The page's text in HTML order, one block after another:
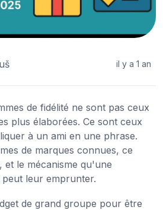
il y a 1 an
de fidélité ne sont pas ceux
plus élaborées. Ce sont ceux
à un ami en une phrase.
de marques connues, ce
le mécanisme qu'une
leur emprunter.
de grand groupe pour être